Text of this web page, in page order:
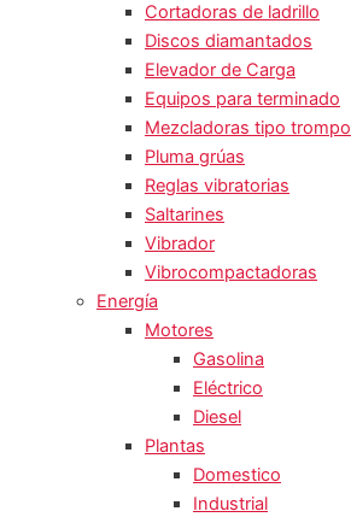
Cortadoras de ladrillo
Discos diamantados
Elevador de Carga
Equipos para terminado
Mezcladoras tipo trompo
Pluma grúas
Reglas vibratorias
Saltarines
Vibrador
Vibrocompactadoras
Energía
Motores
Gasolina
Eléctrico
Diesel
Plantas
Domestico
Industrial